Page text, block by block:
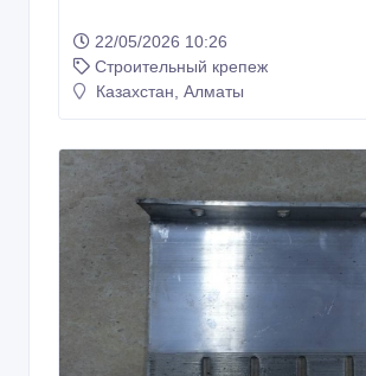
22/05/2026 10:26
Строительный крепеж
Казахстан, Алматы